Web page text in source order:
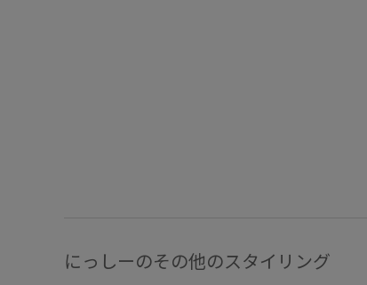
にっしーのその他のスタイリング